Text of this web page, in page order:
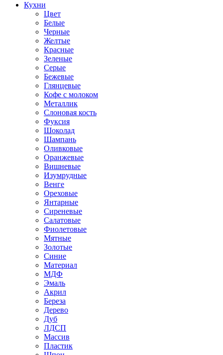
Кухни
Цвет
Белые
Черные
Желтые
Красные
Зеленые
Серые
Бежевые
Глянцевые
Кофе с молоком
Металлик
Слоновая кость
Фуксия
Шоколад
Шампань
Оливковые
Оранжевые
Вишневые
Изумрудные
Венге
Ореховые
Янтарные
Сиреневые
Салатовые
Фиолетовые
Мятные
Золотые
Синие
Материал
МДФ
Эмаль
Акрил
Береза
Дерево
Дуб
ЛДСП
Массив
Пластик